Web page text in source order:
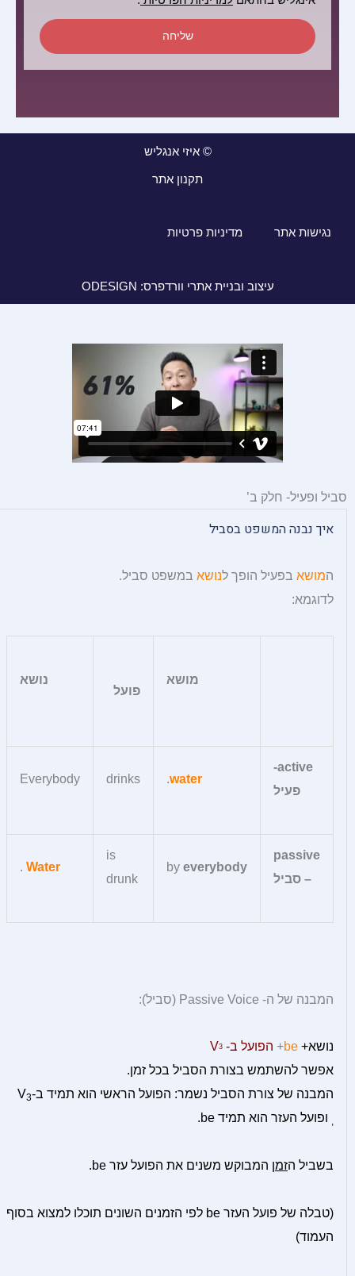
שליחה
© איזי אנגליש
תקנון אתר
נגישות אתר מדיניות פרטיות
עיצוב ובניית אתרי וורדפרס: ODESIGN
סביל ופעיל- חלק ב’
איך נבנה המשפט בסביל
המושא בפעיל הופך לנושא במשפט סביל.
לדוגמא:
מושא
פועל
נושא
active-
פעיל
water
.
drinks
Everybody
passive
– סביל
by everybody
is
drunk
Water
.
המבנה של ה- Passive Voice (סביל):
נושא+ + הפועל ב- V 3
אפשר להשתמש בצורת הסביל בכל זמן.
המבנה של צורת הסביל נשמר: הפועל הראשי הוא תמיד ב-V3
ופועל העזר הוא תמיד be.
בשביל הזמן המבוקש משנים את הפועל עזר be.
(טבלה של פועל העזר be לפי הזמנים השונים תוכלו למצוא בסוף
העמוד)